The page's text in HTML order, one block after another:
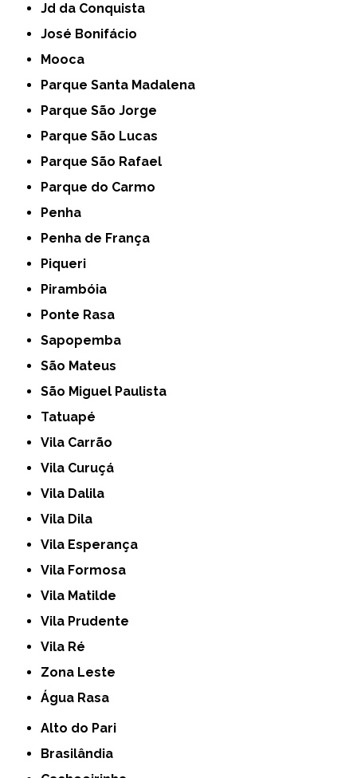
Jd da Conquista
José Bonifácio
Mooca
Parque Santa Madalena
Parque São Jorge
Parque São Lucas
Parque São Rafael
Parque do Carmo
Penha
Penha de França
Piqueri
Pirambóia
Ponte Rasa
Sapopemba
São Mateus
São Miguel Paulista
Tatuapé
Vila Carrão
Vila Curuçá
Vila Dalila
Vila Dila
Vila Esperança
Vila Formosa
Vila Matilde
Vila Prudente
Vila Ré
Zona Leste
Água Rasa
Alto do Pari
Brasilândia